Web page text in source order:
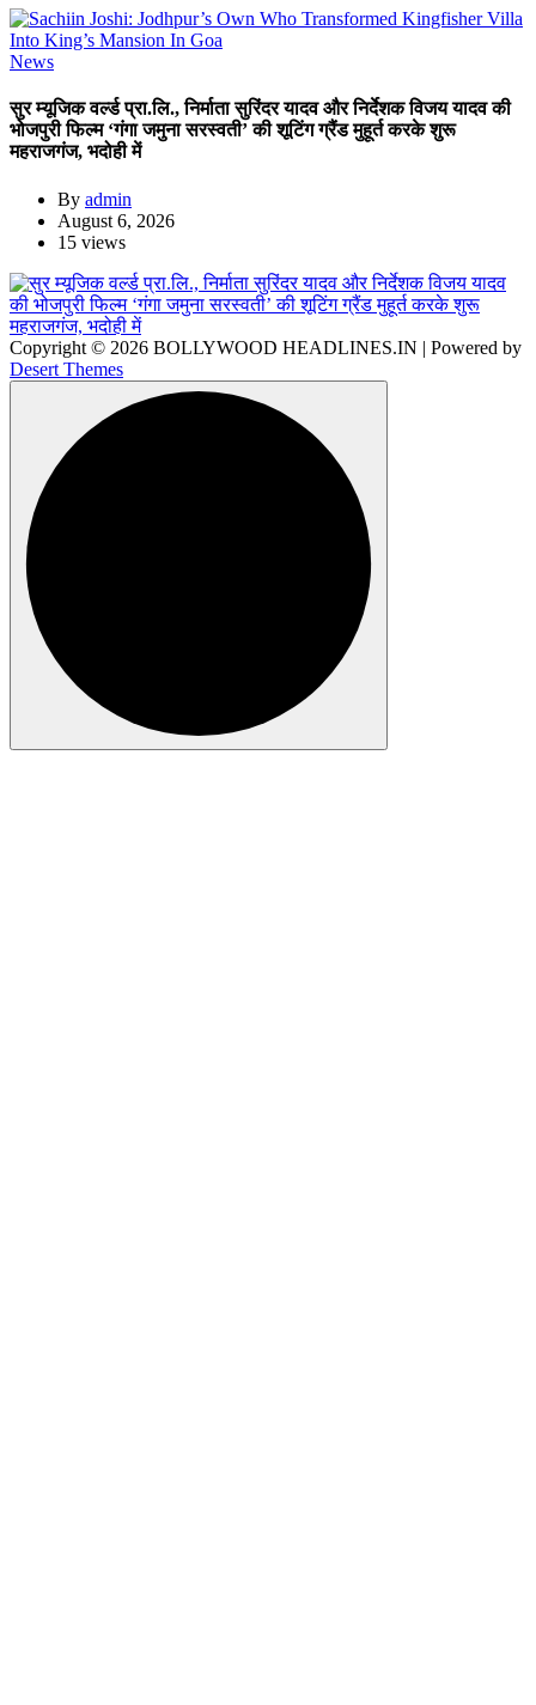
News
सुर म्यूजिक वर्ल्ड प्रा.लि., निर्माता सुरिंदर यादव और निर्देशक विजय यादव की
भोजपुरी फिल्म ‘गंगा जमुना सरस्वती’ की शूटिंग ग्रैंड मुहूर्त करके शुरू
महराजगंज, भदोही में
By admin
August 6, 2026
15 views
Copyright © 2026 BOLLYWOOD HEADLINES.IN | Powered by
Desert Themes